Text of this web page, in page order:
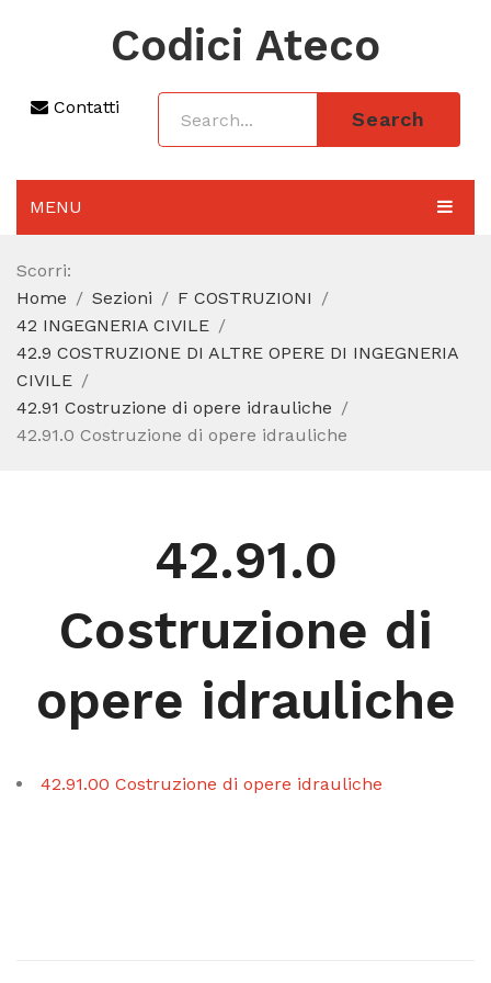
Codici Ateco
Contatti
Search
MENU
AGGIORNAMENTO 2025
SEZIONI
CODICE ATECO A COSA SERVE
REGIME FORFETTARIO
CODICE FISCALE
Scorri:
Home
Sezioni
F COSTRUZIONI
42 INGEGNERIA CIVILE
42.9 COSTRUZIONE DI ALTRE OPERE DI INGEGNERIA
CIVILE
42.91 Costruzione di opere idrauliche
42.91.0 Costruzione di opere idrauliche
42.91.0
Costruzione di
opere idrauliche
42.91.00 Costruzione di opere idrauliche